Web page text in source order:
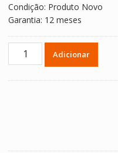
Condição: Produto Novo
Garantia: 12 meses
Quantidade
Adicionar